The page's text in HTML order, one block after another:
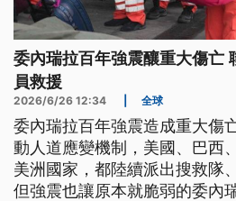
委內瑞拉百年強震釀重大傷亡
員救援
2026/6/26 12:34 全球
委內瑞拉百年強震造成重大傷
動人道應變機制，美國、巴西
美洲國家，都陸續派出搜救隊
但強震也讓原本就脆弱的委內